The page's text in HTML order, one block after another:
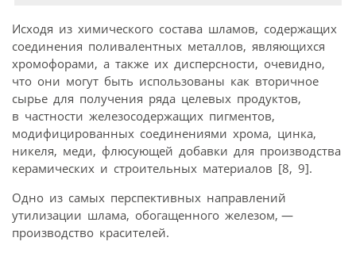
Исходя из химического состава шламов, содержащих
соединения поливалентных металлов, являющихся
хромофорами, а также их дисперсности, очевидно,
что они могут быть использованы как вторичное
сырье для получения ряда целевых продуктов,
в частности железосодержащих пигментов,
модифицированных соединениями хрома, цинка,
никеля, меди, флюсующей добавки для производства
керамических и строительных материалов [8, 9].
Одно из самых перспективных направлений
утилизации шлама, обогащенного железом, —
производство красителей.